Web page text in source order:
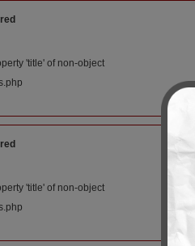
'title' of non-object
'title' of non-object